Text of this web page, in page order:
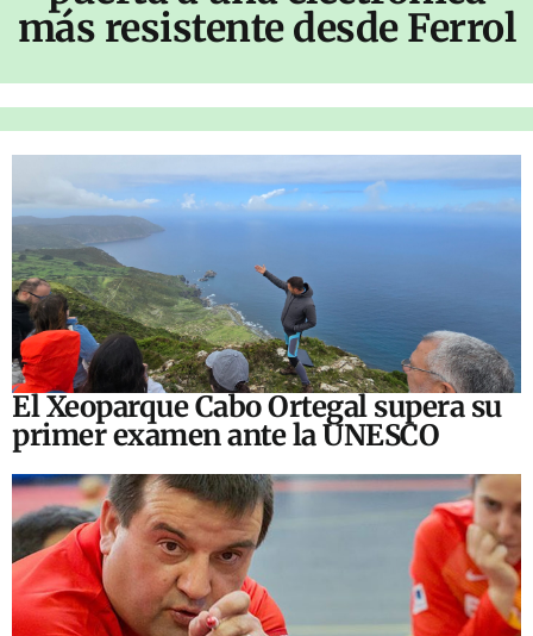
más resistente desde Ferrol
El Xeoparque Cabo Ortegal supera su
primer examen ante la UNESCO